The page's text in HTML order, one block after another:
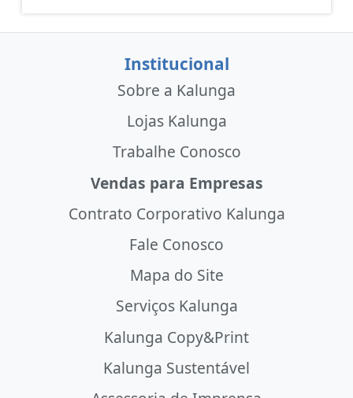
Institucional
Sobre a Kalunga
Lojas Kalunga
Trabalhe Conosco
Vendas para Empresas
Contrato Corporativo Kalunga
Fale Conosco
Mapa do Site
Serviços Kalunga
Kalunga Copy&Print
Kalunga Sustentável